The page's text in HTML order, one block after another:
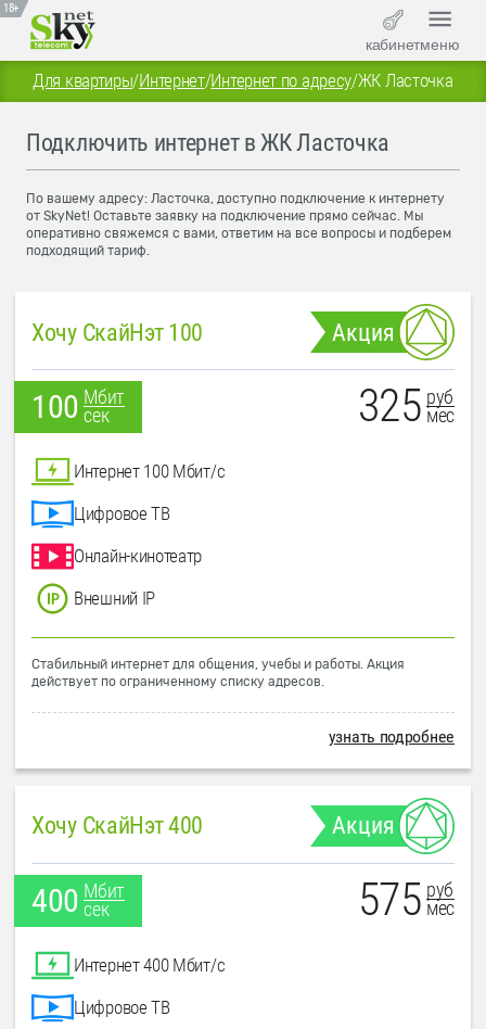
18+
кабинетменю
Для квартиры/Интернет/Интернет по адресу/ЖК Ласточка
Подключить интернет в ЖК Ласточка
По вашему адресу: Ласточка, доступно подключение к интернету
от SkyNet! Оставьте заявку на подключение прямо сейчас. Мы
оперативно свяжемся с вами, ответим на все вопросы и подберем
подходящий тариф.
Хочу СкайНэт 100 Акция
100 Мбит
сек
325 руб
мес
Интернет 100 Мбит/с
Цифровое ТВ
Онлайн-кинотеатр
Внешний IP
Стабильный интернет для общения, учебы и работы. Акция
действует по ограниченному списку адресов.
узнать подробнее
Хочу СкайНэт 400 Акция
400 Мбит
сек
575 руб
мес
Интернет 400 Мбит/с
Цифровое ТВ